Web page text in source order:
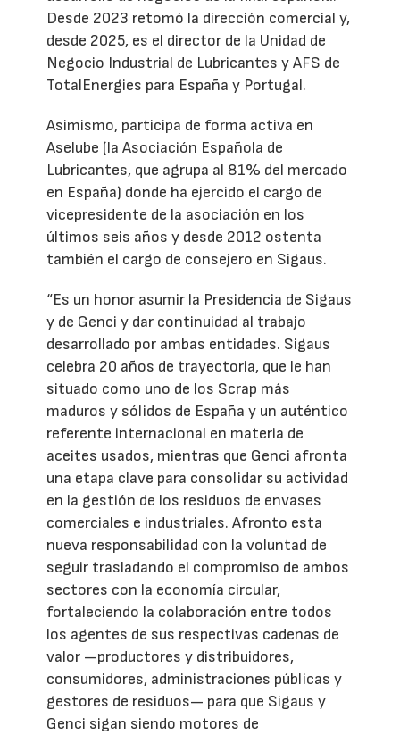
Desde 2023 retomó la dirección comercial y,
desde 2025, es el director de la Unidad de
Negocio Industrial de Lubricantes y AFS de
TotalEnergies para España y Portugal.
Asimismo, participa de forma activa en
Aselube (la Asociación Española de
Lubricantes, que agrupa al 81% del mercado
en España) donde ha ejercido el cargo de
vicepresidente de la asociación en los
últimos seis años y desde 2012 ostenta
también el cargo de consejero en Sigaus.
“Es un honor asumir la Presidencia de Sigaus
y de Genci y dar continuidad al trabajo
desarrollado por ambas entidades. Sigaus
celebra 20 años de trayectoria, que le han
situado como uno de los Scrap más
maduros y sólidos de España y un auténtico
referente internacional en materia de
aceites usados, mientras que Genci afronta
una etapa clave para consolidar su actividad
en la gestión de los residuos de envases
comerciales e industriales. Afronto esta
nueva responsabilidad con la voluntad de
seguir trasladando el compromiso de ambos
sectores con la economía circular,
fortaleciendo la colaboración entre todos
los agentes de sus respectivas cadenas de
valor —productores y distribuidores,
consumidores, administraciones públicas y
gestores de residuos— para que Sigaus y
Genci sigan siendo motores de